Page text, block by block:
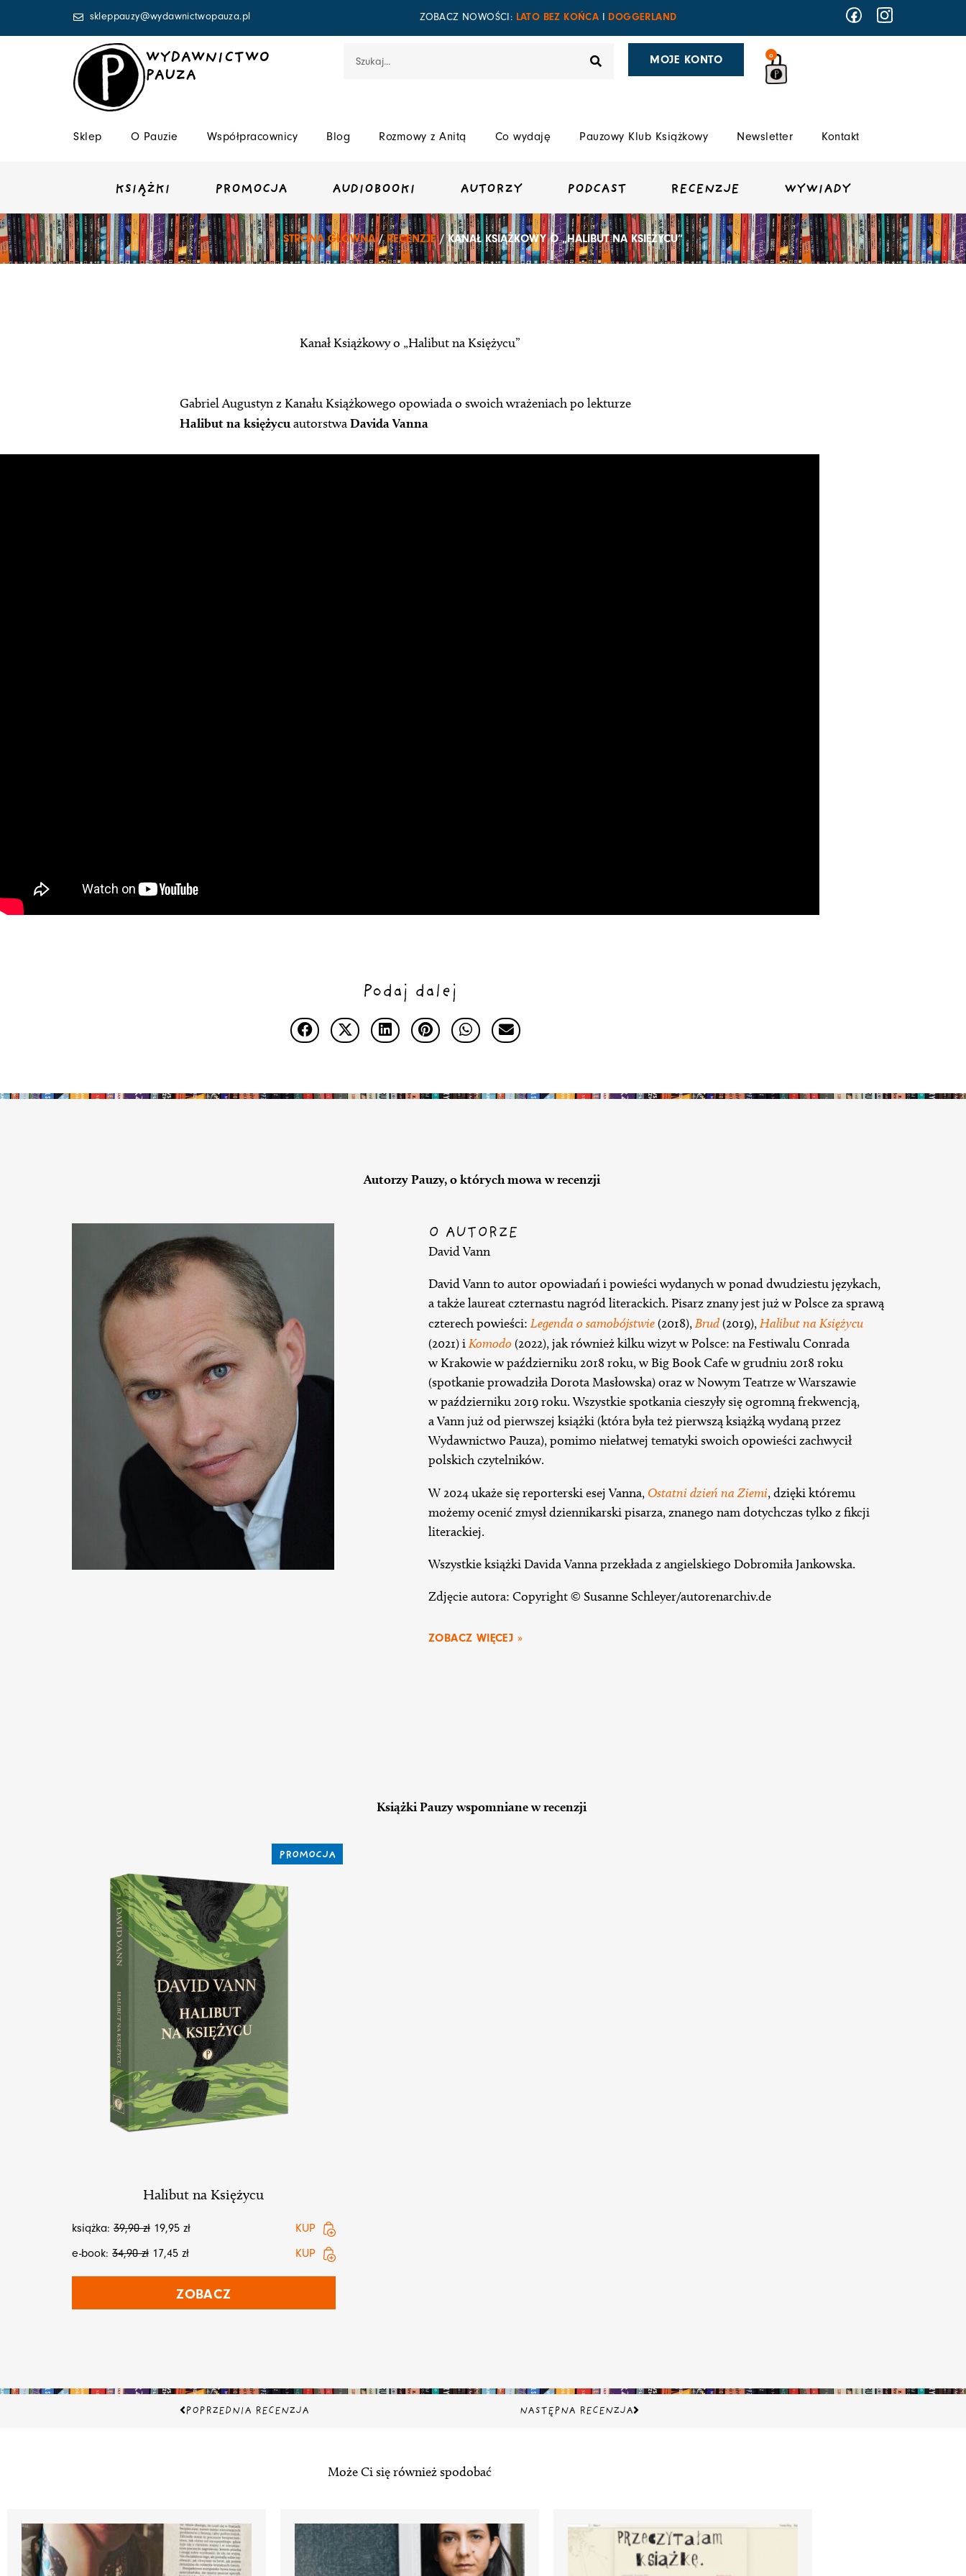
skleppauzy@wydawnictwopauza.pl ZOBACZ NOWOŚCI: LATO BEZ KOŃCA DOGGERLAND
WYDAWNICTWO
PAUZA
MOJE KONTO 0
Sklep O Pauzie Współpracownicy Blog Rozmowy z Anitą Co wydaję Pauzowy Klub Książkowy Newsletter Kontakt
KSIĄŻKI PROMOCJA AUDIOBOOKI AUTORZY PODCAST RECENZJE WYWIADY
STRONA GŁÓWNA/RECENZJE/ KANAŁ KSIĄŻKOWY O „HALIBUT NA KSIĘŻYCU”
Kanał Książkowy o „Halibut na Księżycu”
Gabriel Augustyn z Kanału Książkowego opowiada o swoich wrażeniach po lekturze
Halibut na księżycuautorstwaDavida Vanna
Podaj dalej
Autorzy Pauzy, o których mowa w recenzji
O AUTORZE
David Vann
David Vann to autor opowiadań i powieści wydanych w ponad dwudziestu językach,
a także laureat czternastu nagród literackich. Pisarz znany jest już w Polsce za sprawą
czterech powieści: Legenda o samobójstwie(2018),Brud(2019),Halibut na Księżycu
(2021) iKomodo (2022), jak również kilku wizyt w Polsce: na Festiwalu Conrada
w Krakowie w październiku 2018 roku, w Big Book Cafe w grudniu 2018 roku
(spotkanie prowadziła Dorota Masłowska) oraz w Nowym Teatrze w Warszawie
w październiku 2019 roku. Wszystkie spotkania cieszyły się ogromną frekwencją,
a Vann już od pierwszej książki (która była też pierwszą książką wydaną przez
Wydawnictwo Pauza), pomimo niełatwej tematyki swoich opowieści zachwycił
polskich czytelników.
W 2024 ukaże się reporterski esej Vanna, Ostatni dzień na Ziemi, dzięki któremu
możemy ocenić zmysł dziennikarski pisarza, znanego nam dotychczas tylko z fikcji
literackiej.
Wszystkie książki Davida Vanna przekłada z angielskiego Dobromiła Jankowska.
Zdjęcie autora: Copyright © Susanne Schleyer/autorenarchiv.de
ZOBACZ WIĘCEJ »
Książki Pauzy wspomniane w recenzji
PROMOCJA
Halibut na Księżycu
książka: 39,90zł 19,95 zł
KUP
e-book: 34,90zł 17,45 zł KUP
ZOBACZ
Prev
POPRZEDNIA RECENZJA NASTĘPNA RECENZJANastępny
Może Ci się również spodobać